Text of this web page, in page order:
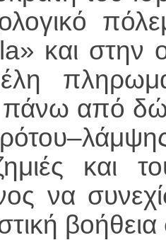
και στην
πάνω από
και
να